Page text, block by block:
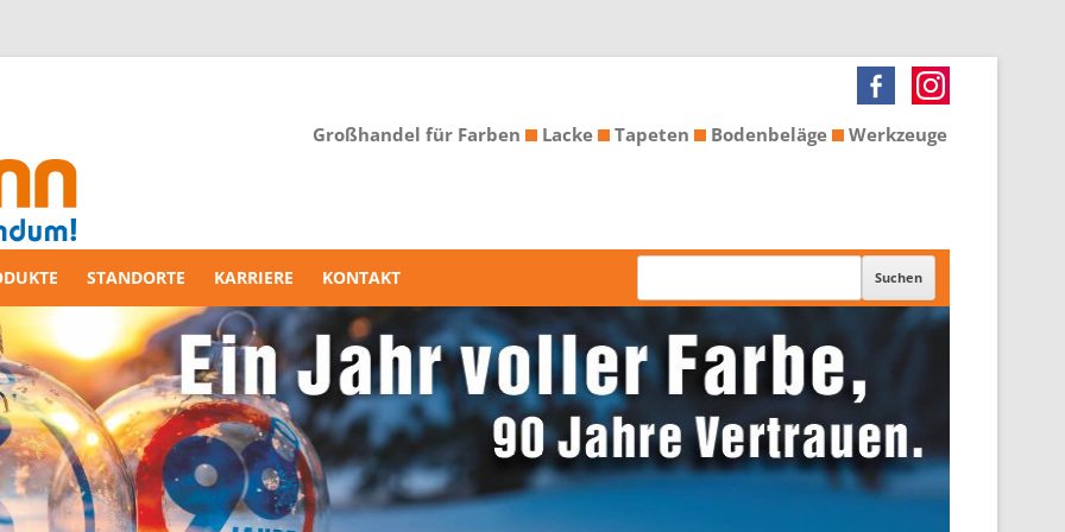
Großhandel für Farben Lacke Tapeten Bodenbeläge Werkzeuge
STANDORTE KARRIERE KONTAKT